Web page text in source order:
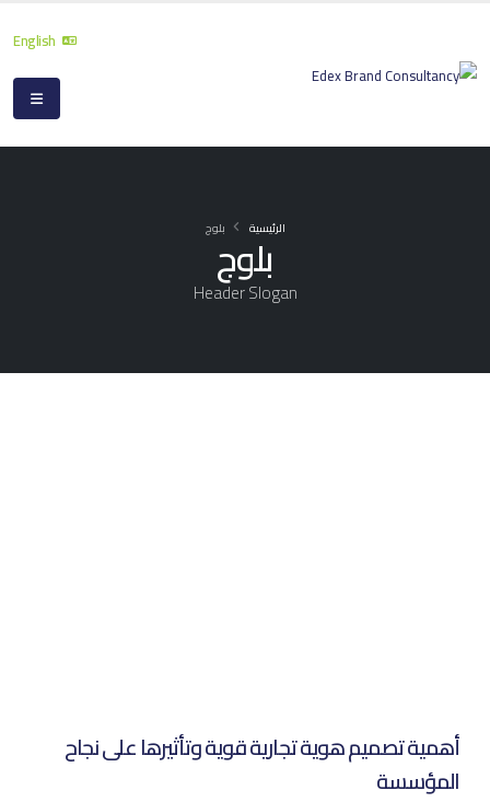
بلوج
Header Slogan
الرئيسية بلوج
أهمية تصميم هوية تجارية قوية وتأثيرها على نجاح
المؤسسة‌